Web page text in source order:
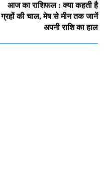
आज का राशिफल : क्या कहती है
ग्रहों की चाल, मेष से मीन तक जानें
अपनी राशि का हाल